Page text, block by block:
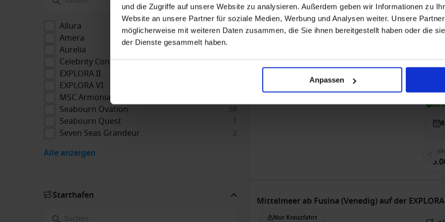
und die Zugriffe auf unsere Website zu analysieren. Außerdem geben wir Informationen zu
Website an unsere Partner für soziale Medien, Werbung und Analysen weiter. Unsere
möglicherweise mit weiteren Daten zusammen, die Sie ihnen bereitgestellt haben oder die
der Dienste gesammelt haben.
Anpassen
Allura 2
Amera
Aurelia
Celebrity Constellation 3
EXPLORA II
EXPLORA VI
MSC Armonia
Seabourn Ovation 58
Seabourn Quest 1
Seven Seas Grandeur 2
Alle anzeigen
Starthafen
Mittelmeer ab Triest, Italien auf der Aurelia
Bis
Mittelmeer ab Fusina (Venedig) auf der
Nur Kreuzfahrt